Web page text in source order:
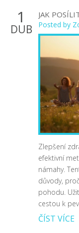
1
DUB
JAK
Posted by
Zlepšení
efektivní
námahy.
důvody,
pohodu.
cestou k
ČÍST VÍCE